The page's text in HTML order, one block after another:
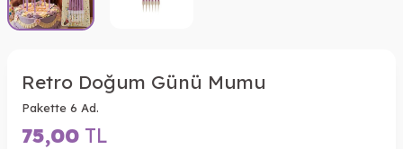
Retro Doğum Günü Mumu
Pakette 6 Ad.
75,00 TL